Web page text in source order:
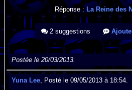
Réponse :La Reine des
2 suggestions
Postée le 20/03/2013.
Yuna Lee , Posté le 09/05/2013 à 18:54.